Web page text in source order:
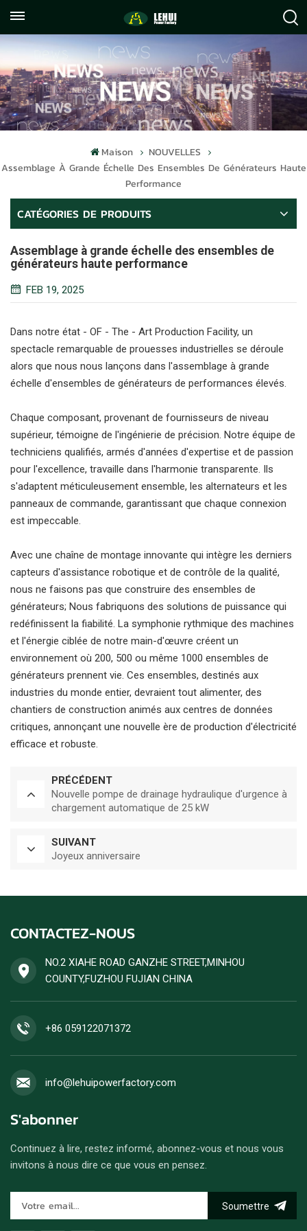
059122071372
info@lehuipowerfactory.com
Maison
NOUVELLES
Assemblage À Grande Échelle Des Ensembles De Générateurs Haute
Performance
CATÉGORIES DE PRODUITS
Assemblage à grande échelle des ensembles de
générateurs haute performance
FEB 19, 2025
Dans notre état - OF - The - Art Production Facility, un
spectacle remarquable de prouesses industrielles se déroule
alors que nous nous lançons dans l'assemblage à grande
échelle d'ensembles de générateurs de performances élevés.
Chaque composant, provenant de fournisseurs de niveau
supérieur, témoigne de l'ingénierie de précision. Notre équipe de
techniciens qualifiés, armés d'années d'expertise et de passion
pour l'excellence, travaille dans l'harmonie transparente. Ils
s'adaptent méticuleusement ensemble, les alternateurs et les
panneaux de commande, garantissant que chaque connexion
est impeccable.
Avec une chaîne de montage innovante qui intègre les derniers
capteurs d'assistance robotique et de contrôle de la qualité,
nous ne faisons pas que construire des ensembles de
générateurs; Nous fabriquons des solutions de puissance qui
redéfinissent la fiabilité. La symphonie rythmique des machines
et l'énergie ciblée de notre main-d'œuvre créent un
environnement où 200, 500 ou même 1000 ensembles de
générateurs prennent vie. Ces ensembles, destinés aux
industries du monde entier, devraient tout alimenter, des
chantiers de construction animés aux centres de données
critiques, annonçant une nouvelle ère de production d'électricité
efficace et robuste.
PRÉCÉDENT
Nouvelle pompe de drainage hydraulique d'urgence à
chargement automatique de 25 kW
SUIVANT
Joyeux anniversaire
CONTACTEZ-NOUS
NO.2 XIAHE ROAD GANZHE STREET,MINHOU
COUNTY,FUZHOU FUJIAN CHINA
+86 059122071372
info@lehuipowerfactory.com
S'abonner
Continuez à lire, restez informé, abonnez-vous et nous vous
invitons à nous dire ce que vous en pensez.
Soumettre